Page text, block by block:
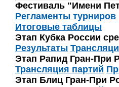
Фестиваль "Имени
Регламенты турниров
Итоговые таблицы
Этап Кубка России
Результаты
Этап Рапид Гран-При
Трансляция партий
Этап Блиц Гран-При